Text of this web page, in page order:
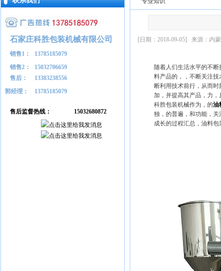
石家庄科胜包装机械有限公司
销售1：
13785185079
销售2：
15032706659
售后：
13383238556
郭经理：
13785185079
售后监督热线： 15032680872
[日期：2018-09-05] 来源：内
随着人们生活水平的不
料产品的，，不断关注
断利用技术前行，从而
加，并提高其产品，力
科胜包装机械作为，的油
独，的普遍，和功能，
成长的过程汇总，油料